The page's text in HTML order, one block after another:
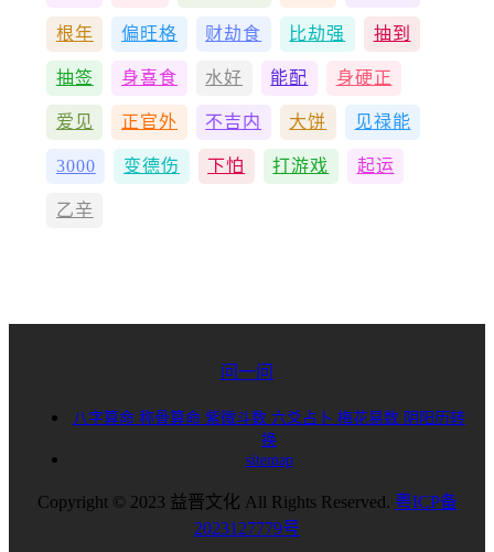
根年 偏旺格 财劫食 比劫强 抽到
抽签 身喜食 水好 能配 身硬正
爱见 正官外 不吉内 大饼 见禄能
3000 变德伤 下怕 打游戏 起运
乙辛
问一问
八字算命 称骨算命 紫微斗数 六爻占卜 梅花易数 阴阳历转
换
sitemap
Copyright © 2023 益晋文化 All Rights Reserved. 粤ICP备
2023127779号